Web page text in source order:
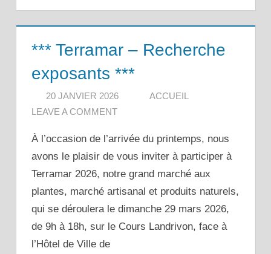
*** Terramar – Recherche
exposants ***
20 JANVIER 2026
ACCUEIL
LEAVE A COMMENT
À l’occasion de l’arrivée du printemps, nous
avons le plaisir de vous inviter à participer à
Terramar 2026, notre grand marché aux
plantes, marché artisanal et produits naturels,
qui se déroulera le dimanche 29 mars 2026,
de 9h à 18h, sur le Cours Landrivon, face à
l’Hôtel de Ville de